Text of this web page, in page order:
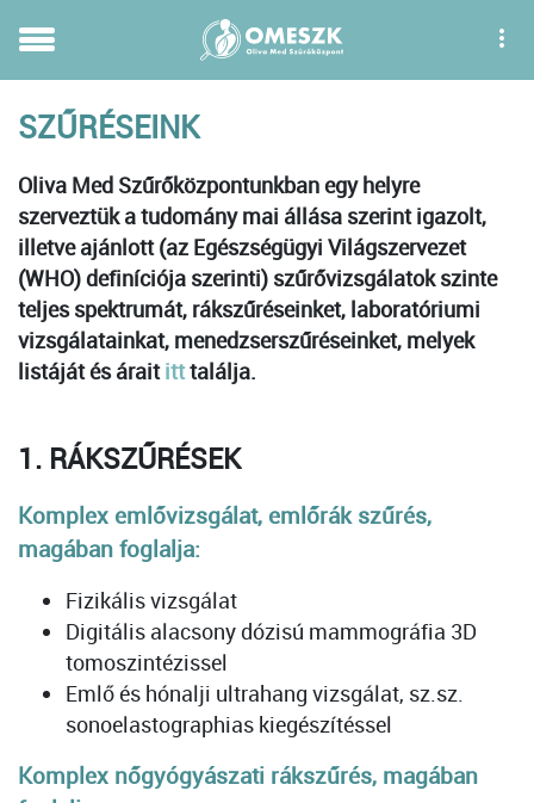
SZŰRÉSEINK
Oliva Med Szűrőközpontunkban egy helyre
szerveztük a tudomány mai állása szerint igazolt,
illetve ajánlott (az Egészségügyi Világszervezet
(WHO) definíciója szerinti) szűrővizsgálatok szinte
teljes spektrumát, rákszűréseinket, laboratóriumi
vizsgálatainkat, menedzserszűréseinket, melyek
listáját és áraititttalálja.
1. RÁKSZŰRÉSEK
Komplex emlővizsgálat, emlőrák szűrés,
magában foglalja:
Fizikális vizsgálat
Digitális alacsony dózisú mammográfia 3D
tomoszintézissel
Emlő és hónalji ultrahang vizsgálat, sz.sz.
sonoelastographias kiegészítéssel
Komplex nőgyógyászati rákszűrés, magában